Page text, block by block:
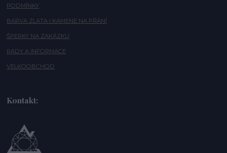
PODMÍNKY
BARVA ZLATA I KAMENE NA PŘÁNÍ
ŠPERKY NA ZAKÁZKU
RADY A INFORMACE
VELKOOBCHOD
Kontakt: